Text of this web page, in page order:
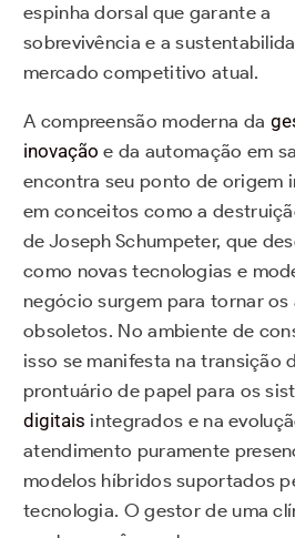
espinha dorsal que garante a
sobrevivência e a
mercado competitivo atual.
A compreensão moderna da
inovação e da automação em
encontra seu ponto de origem
em conceitos como a
de Joseph Schumpeter, que
como novas tecnologias e
negócio surgem para tornar os
obsoletos. No ambiente de
isso se manifesta na transição
prontuário de papel para os
digitais integrados e na
atendimento puramente
modelos híbridos suportados
tecnologia. O gestor de uma